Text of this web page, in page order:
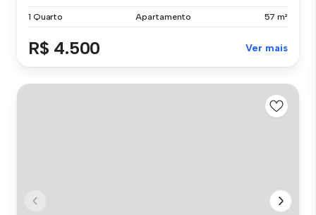
1 Quarto Apartamento 57 m²
R$ 4.500 Ver mais